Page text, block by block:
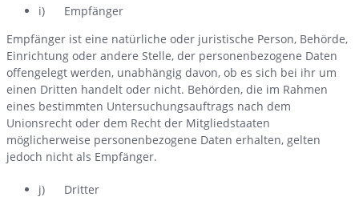
i) Empfänger
Empfänger ist eine natürliche oder juristische Person, Behörde,
Einrichtung oder andere Stelle, der personenbezogene Daten
offengelegt werden, unabhängig davon, ob es sich bei ihr um
einen Dritten handelt oder nicht. Behörden, die im Rahmen
eines bestimmten Untersuchungsauftrags nach dem
Unionsrecht oder dem Recht der Mitgliedstaaten
möglicherweise personenbezogene Daten erhalten, gelten
jedoch nicht als Empfänger.
j) Dritter